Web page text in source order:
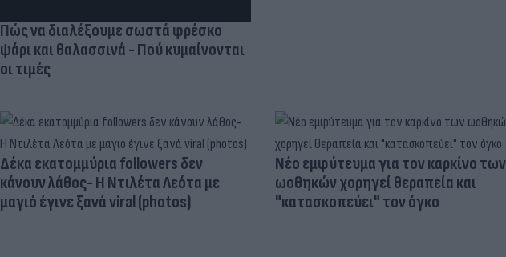
Πώς να διαλέξουμε σωστά φρέσκο
ψάρι και θαλασσινά - Πού κυμαίνονται
οι τιμές
Δέκα εκατομμύρια followers δεν
κάνουν λάθος- Η Ντιλέτα Λεότα με
μαγιό έγινε ξανά viral (photos)
Νέο εμφύτευμα για τον καρκίνο των
ωοθηκών χορηγεί θεραπεία και
"κατασκοπεύει" τον όγκο